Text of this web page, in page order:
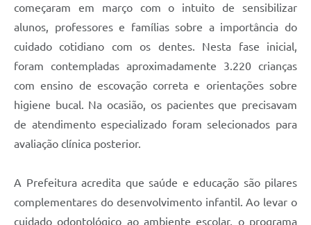
começaram em março com o intuito de sensibilizar
alunos, professores e famílias sobre a importância do
cuidado cotidiano com os dentes. Nesta fase inicial,
foram contempladas aproximadamente 3.220 crianças
com ensino de escovação correta e orientações sobre
higiene bucal. Na ocasião, os pacientes que precisavam
de atendimento especializado foram selecionados para
avaliação clínica posterior.
A Prefeitura acredita que saúde e educação são pilares
complementares do desenvolvimento infantil. Ao levar o
cuidado odontológico ao ambiente escolar, o programa